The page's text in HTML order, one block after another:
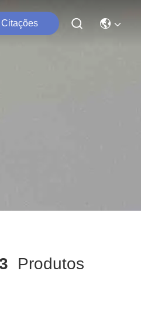
Citações
Produtos